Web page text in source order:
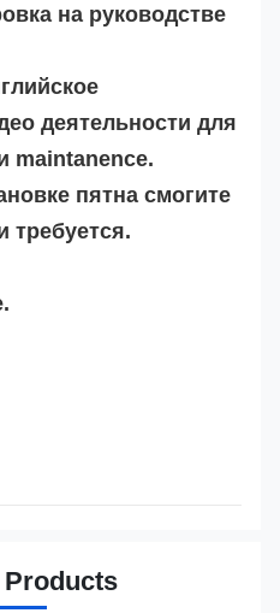
на руководстве
деятельности для
maintanence.
пятна смогите
требуется.
Products